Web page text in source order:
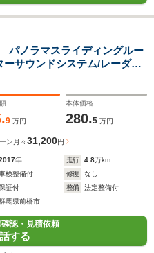
ノラマスライディングルー
サウンドシステム/レーダー
メラ/フルセグ/黒革シートシ
9 万円
本体価格
280.5 万円
ン 月々31,200円
年 走行 4.8万km
検整備付 修復
なし
証付 整備
法定整備付
馬県前橋市
認・見積依頼
する